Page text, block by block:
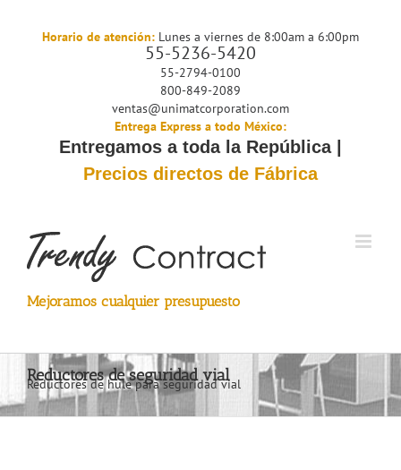
Horario de atención: Lunes a viernes de 8:00am a 6:00pm
55-5236-5420
55-2794-0100
800-849-2089
ventas@unimatcorporation.com
Entrega Express a todo México:
Entregamos a toda la República |
Precios directos de Fábrica
Mejoramos cualquier presupuesto
Reductores de seguridad vial
Reductores de hule para seguridad vial